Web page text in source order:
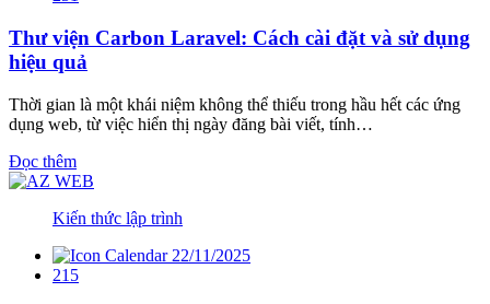
Thư viện Carbon Laravel: Cách cài đặt và sử dụng
hiệu quả
Thời gian là một khái niệm không thể thiếu trong hầu hết các ứng
dụng web, từ việc hiển thị ngày đăng bài viết, tính…
Đọc thêm
Kiến thức lập trình
22/11/2025
215